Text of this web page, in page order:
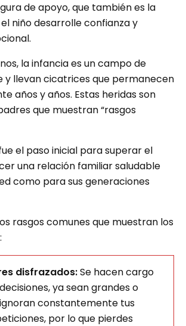
de apoyo, que también es la
niño desarrolle confianza y
la infancia es un campo de
y llevan cicatrices que permanecen
años y años. Estas heridas son
que muestran “rasgos
el paso inicial para superar el
una relación familiar saludable
como para sus generaciones
rasgos comunes que muestran los
disfrazados:Se hacen cargo
ya sean grandes o
constantemente tus
por lo que pierdes